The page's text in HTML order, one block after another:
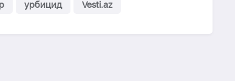
урбицид Vesti.az